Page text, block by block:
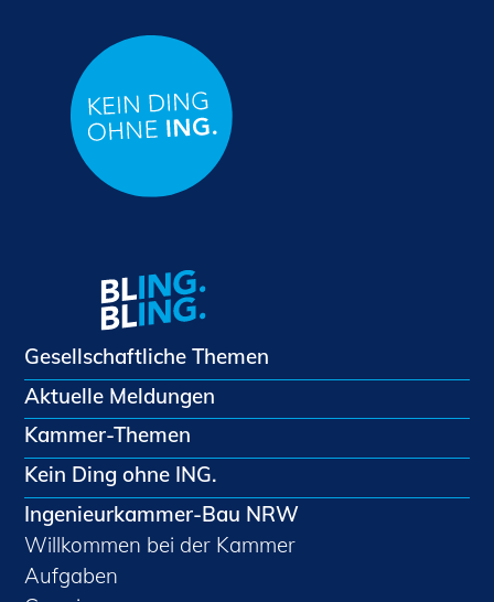
Gesellschaftliche Themen
Aktuelle Meldungen
Kammer-Themen
Kein Ding ohne ING.
Ingenieurkammer-Bau NRW
Willkommen bei der Kammer
Aufgaben